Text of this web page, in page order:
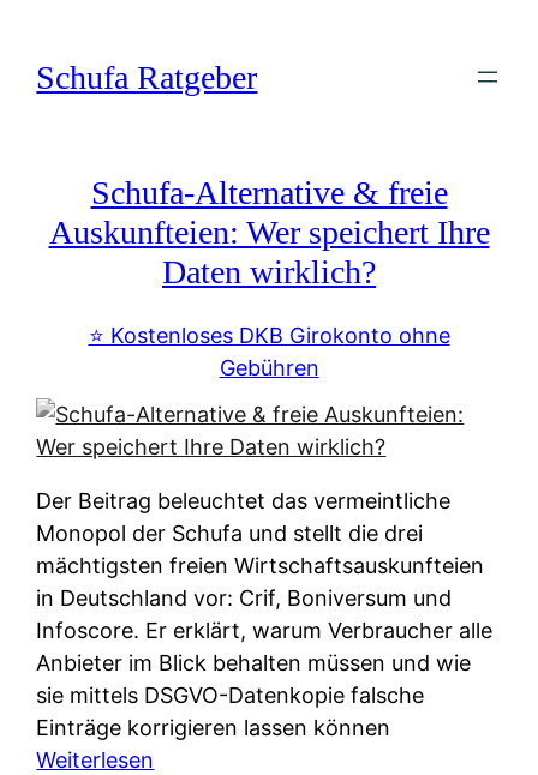
springen
Schufa Ratgeber
Schufa-Alternative & freie
Auskunfteien: Wer speichert Ihre
Daten wirklich?
⭐️ Kostenloses DKB Girokonto ohne
Gebühren
Der Beitrag beleuchtet das vermeintliche
Monopol der Schufa und stellt die drei
mächtigsten freien Wirtschaftsauskunfteien
in Deutschland vor: Crif, Boniversum und
Infoscore. Er erklärt, warum Verbraucher alle
Anbieter im Blick behalten müssen und wie
sie mittels DSGVO-Datenkopie falsche
Einträge korrigieren lassen können
Weiterlesen